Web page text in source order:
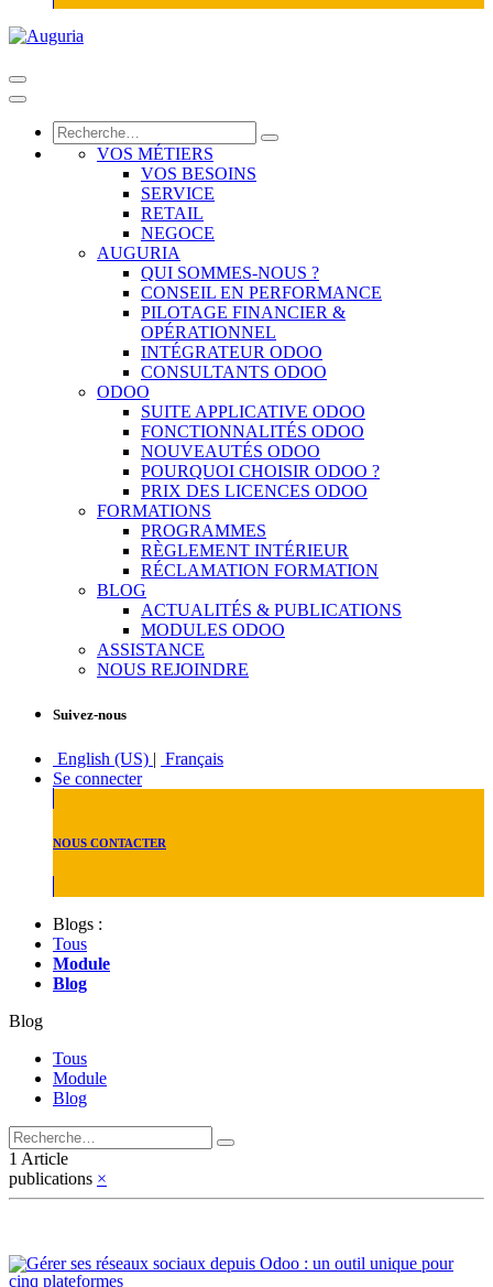
VOS MÉTIERS
VOS BESOINS
SERVICE
RETAIL
NEGOCE
AUGURIA
QUI SOMMES-NOUS ?
CONSEIL EN PERFORMANCE
PILOTAGE FINANCIER &
OPÉRATIONNEL
INTÉGRATEUR ODOO
CONSULTANTS ODOO
ODOO
SUITE APPLICATIVE ODOO
FONCTIONNALITÉS ODOO
NOUVEAUTÉS ODOO
POURQUOI CHOISIR ODOO ?
PRIX DES LICENCES ODOO
FORMATIONS
PROGRAMMES
RÈGLEMENT INTÉRIEUR
RÉCLAMATION FORMATION
BLOG
ACTUALITÉS & PUBLICATIONS
MODULES ODOO
ASSISTANCE
NOUS REJOINDRE
Suivez-nous
English (US) | Français
Se connecter
NOUS CONTACTER
Blogs :
Tous
Module
Blog
Blog
Tous
Module
Blog
1 Article
publications ×